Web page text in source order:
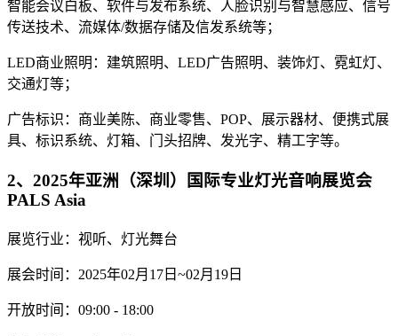
智能会议白板、软件与发布系统、人脸识别与智慧感应、信号
传送技术、流媒体/数据存储及信发系统等；
LED商业照明：建筑照明、LED广告照明、装饰灯、霓虹灯、
交通灯等；
广告标识：商业美陈、商业零售、POP、展示器材、便携式展
具、标识系统、灯箱、门头招牌、发光字、精工字等。
2、2025年亚洲（深圳）国际专业灯光音响展览会
PALS Asia
展览行业：视听、灯光舞台
展会时间：2025年02月17日~02月19日
开放时间：09:00 - 18:00